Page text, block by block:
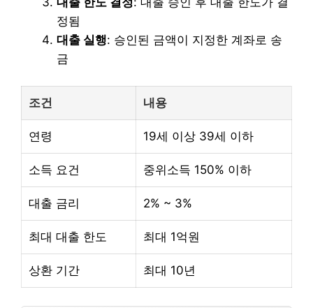
정됨
대출 실행: 승인된 금액이 지정한 계좌로 송
금
조건 내용
연령 19세 이상 39세 이하
소득 요건 중위소득 150% 이하
대출 금리 2% ~ 3%
최대 대출 한도 최대 1억원
상환 기간 최대 10년